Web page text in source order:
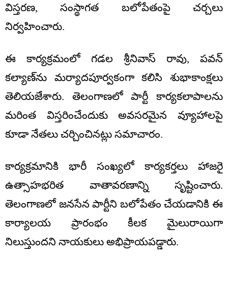
విస్తరణ, సంస్థాగత బలోపేతంపై చర్చలు
నిర్వహించారు.
ఈ కార్యక్రమంలో గడల శ్రీనివాస్ రావు, పవన్
కల్యాణ్‌ను మర్యాదపూర్వకంగా కలిసి శుభాకాంక్షలు
తెలియజేశారు. తెలంగాణలో పార్టీ కార్యకలాపాలను
మరింత విస్తరించేందుకు అవసరమైన వ్యూహాలపై
కూడా నేతలు చర్చించినట్లు సమాచారం.
కార్యక్రమానికి భారీ సంఖ్యలో కార్యకర్తలు హాజరై
ఉత్సాహభరిత వాతావరణాన్ని సృష్టించారు.
తెలంగాణలో జనసేన పార్టీని బలోపేతం చేయడానికి ఈ
కార్యాలయ ప్రారంభం కీలక మైలురాయిగా
నిలుస్తుందని నాయకులు అభిప్రాయపడ్డారు.